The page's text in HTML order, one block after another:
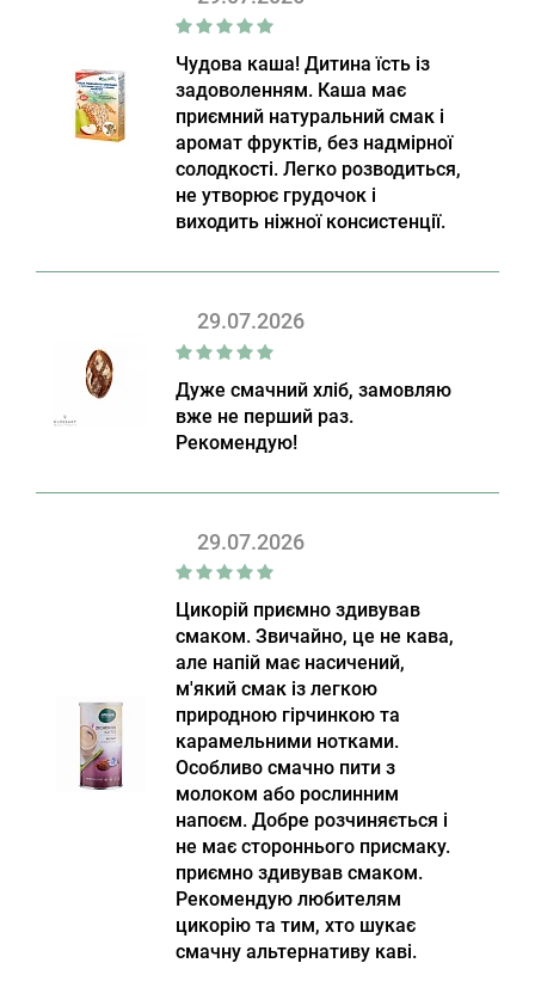
Чудова каша! Дитина їсть із
задоволенням. Каша має
приємний натуральний смак і
аромат фруктів, без надмірної
солодкості. Легко розводиться,
не утворює грудочок і
виходить ніжної консистенції.
29.07.2026
Дуже смачний хліб, замовляю
вже не перший раз.
Рекомендую!
29.07.2026
Цикорій приємно здивував
смаком. Звичайно, це не кава,
але напій має насичений,
м'який смак із легкою
природною гірчинкою та
карамельними нотками.
Особливо смачно пити з
молоком або рослинним
напоєм. Добре розчиняється і
не має стороннього присмаку.
приємно здивував смаком.
Рекомендую любителям
цикорію та тим, хто шукає
смачну альтернативу каві.